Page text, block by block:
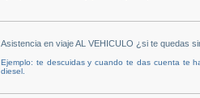
Asistencia en viaje AL VEHICULO ¿si te quedas
Ejemplo: te descuidas y cuando te das cuenta te
diesel.